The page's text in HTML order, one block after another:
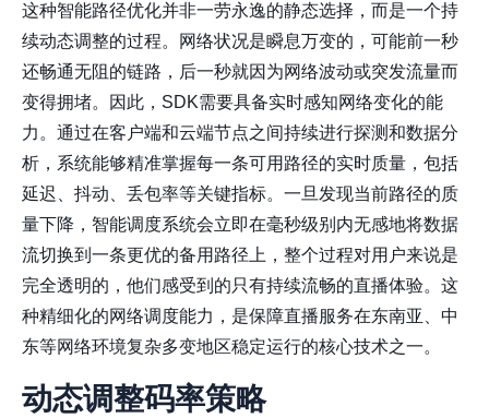
这种智能路径优化并非一劳永逸的静态选择，而是一个持
续动态调整的过程。网络状况是瞬息万变的，可能前一秒
还畅通无阻的链路，后一秒就因为网络波动或突发流量而
变得拥堵。因此，SDK需要具备实时感知网络变化的能
力。通过在客户端和云端节点之间持续进行探测和数据分
析，系统能够精准掌握每一条可用路径的实时质量，包括
延迟、抖动、丢包率等关键指标。一旦发现当前路径的质
量下降，智能调度系统会立即在毫秒级别内无感地将数据
流切换到一条更优的备用路径上，整个过程对用户来说是
完全透明的，他们感受到的只有持续流畅的直播体验。这
种精细化的网络调度能力，是保障直播服务在东南亚、中
东等网络环境复杂多变地区稳定运行的核心技术之一。
动态调整码率策略